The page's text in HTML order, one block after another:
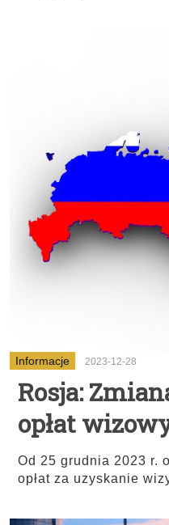
Informacje 2023-12-28
Rosja:
opłat
Od 25 grudnia 2023 r.
opłat za uzyskanie